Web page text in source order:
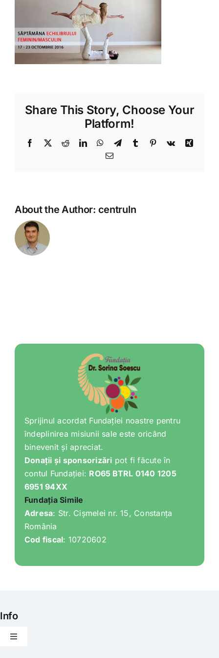
Shop
Tratamente naturale
Share This Story, Choose Your
Platform!
Facebook
X RedditLinkedInWhatsApp
TelegramTumblr Pinterest
Vk
Xing
Email
About the Author: centruln
Sprijinul acordat Fundației noastre pentru
îndeplinirea misiunii sale este oricând
binevenit și apreciat.
Donații și sponsorizări pot fi făcute în
contul Fundației: RO65 BTRL 0140 1205
6951 94XX
Fundația Simile
Adresa: Str. Cișmelei nr. 15, Constanța
România
Cod fiscal: 10720602
Info
Toggle